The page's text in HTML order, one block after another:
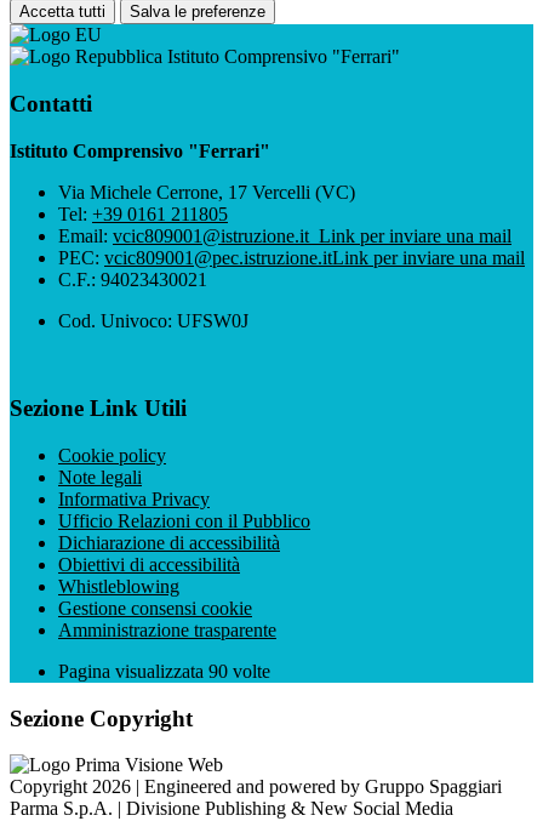
Accetta tutti Salva le preferenze
Istituto Comprensivo "Ferrari"
Contatti
Istituto Comprensivo "Ferrari"
Via Michele Cerrone, 17 Vercelli (VC)
Tel: +39 0161 211805
Email: vcic809001@istruzione.it Link per inviare una mail
PEC: vcic809001@pec.istruzione.itLink per inviare una mail
C.F.: 94023430021
Cod. Univoco: UFSW0J
Sezione Link Utili
Cookie policy
Note legali
Informativa Privacy
Ufficio Relazioni con il Pubblico
Dichiarazione di accessibilità
Obiettivi di accessibilità
Whistleblowing
Gestione consensi cookie
Amministrazione trasparente
Pagina visualizzata 90 volte
Sezione Copyright
Copyright 2026 | Engineered and powered by Gruppo Spaggiari
Parma S.p.A. | Divisione Publishing & New Social Media